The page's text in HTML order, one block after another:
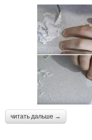
читать дальше →